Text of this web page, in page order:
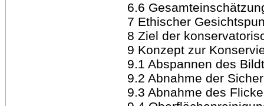
6.6
7 Ethischer
8 Ziel der
9 Konzept zur
9.1 Abspannen des
9.2 Abnahme der
9.3 Abnahme des